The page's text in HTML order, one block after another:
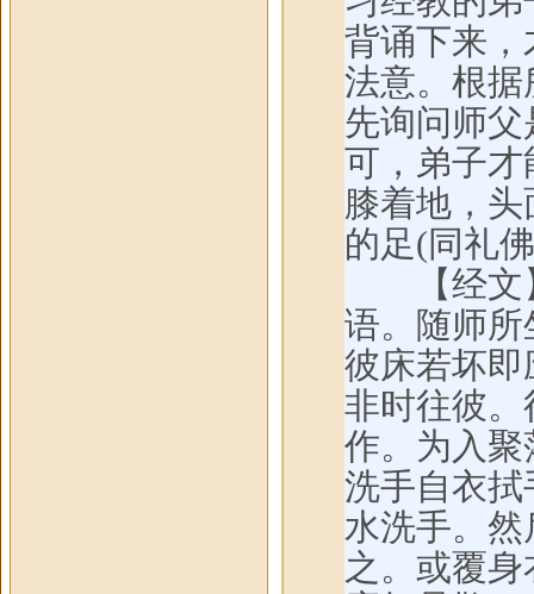
背诵下来
法意。根
先询问师
可，弟子
膝着地，
的足(同礼
【经文】
语。随师
彼床若坏
非时往彼
作。为入
洗手自衣
水洗手。
之。或覆